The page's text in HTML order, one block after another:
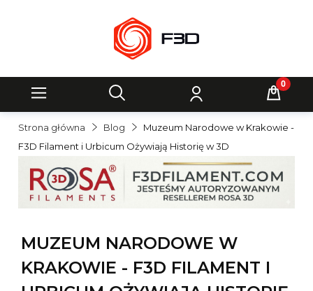
Strona główna Blog
Muzeum Narodowe w Krakowie -
F3D Filament i Urbicum Ożywiają Historię w 3D
MUZEUM NARODOWE W
KRAKOWIE - F3D FILAMENT I